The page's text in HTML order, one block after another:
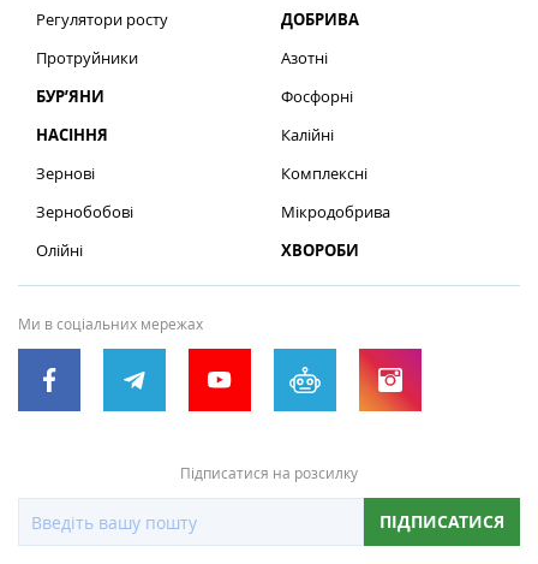
Регулятори росту
Протруйники
БУР’ЯНИ
НАСІННЯ
Зернові
Зернобобові
Олійні
ДОБРИВА
Азотні
Фосфорні
Калійні
Комплексні
Мікродобрива
ХВОРОБИ
Ми в соціальних мережах
Підписатися на розсилку
ПІДПИСАТИСЯ